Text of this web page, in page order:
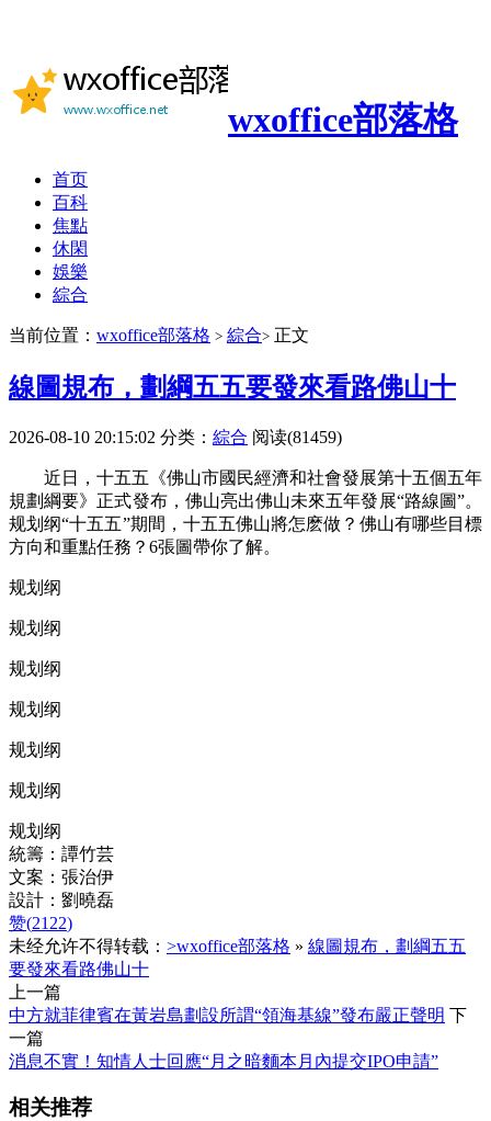
wxoffice部落格
首页
百科
焦點
休閑
娛樂
綜合
当前位置： wxoffice部落格 > 綜合> 正文
線圖規布，劃綱五五要發來看路佛山十
2026-08-10 20:15:02 分类： 綜合 阅读(81459)
近日，十五五《佛山市國民經濟和社會發展第十五個五年
規劃綱要》正式發布，佛山亮出佛山未來五年發展“路線圖”。
规划纲“十五五”期間，十五五佛山將怎麽做？佛山有哪些目標
方向和重點任務？6張圖帶你了解。
规划纲
规划纲
规划纲
规划纲
规划纲
规划纲
规划纲
統籌：譚竹芸
文案：張治伊
設計：劉曉磊
赞(2122)
未经允许不得转载： >wxoffice部落格 » 線圖規布，劃綱五五
要發來看路佛山十
上一篇
中方就菲律賓在黃岩島劃設所謂“領海基線”發布嚴正聲明 下
一篇
消息不實！知情人士回應“月之暗麵本月內提交IPO申請”
相关推荐